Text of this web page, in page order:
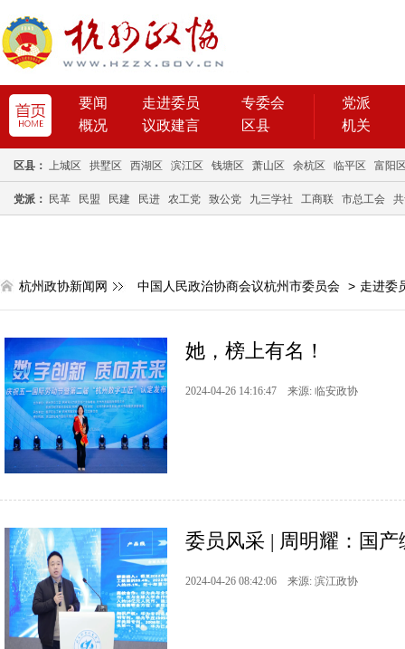
要闻 走进委员
专委会
概况
议政建言 区县
党派
机关
区县： 上城区 拱墅区 西湖区 滨江区 钱塘区 萧山区 余杭区 临平区 富阳
党派： 民革 民盟 民建 民进 农工党 致公党 九三学社 工商联 市总工会
杭州政协新闻网 中国人民政治协商会议杭州市委员会 > 走进委
她，榜上有名！
2024-04-26 14:16:47 来源: 临安政协
委员风采 | 周明耀：国
2024-04-26 08:42:06 来源: 滨江政协